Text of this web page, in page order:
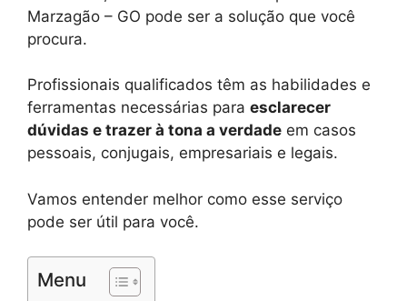
Marzagão – GO pode ser a solução que você
procura.
Profissionais qualificados têm as habilidades e
ferramentas necessárias para esclarecer
dúvidas e trazer à tona a verdade em casos
pessoais, conjugais, empresariais e legais.
Vamos entender melhor como esse serviço
pode ser útil para você.
Menu